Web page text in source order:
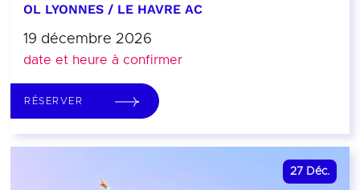
OL LYONNES / LE HAVRE AC
19 décembre 2026
date et heure à confirmer
RÉSERVER
27 Déc.